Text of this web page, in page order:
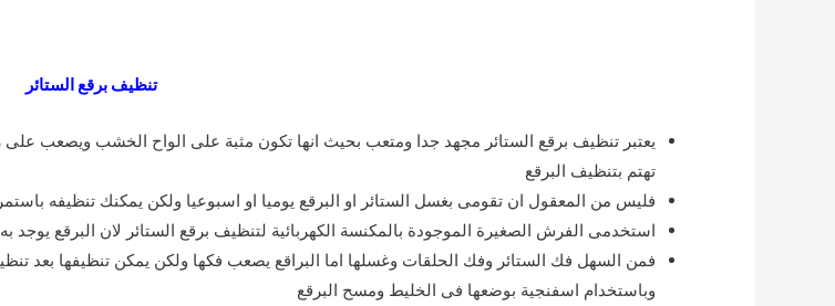
تنظيف برقع الستائر
يعتبر تنظيف برقع الستائر مجهد جدا ومتعب بحيث انها تكون مثبة على الواح الخشب ويصعب على
تهتم بتنظيف البرقع
فليس من المعقول ان تقومى بغسل الستائر او البرقع يوميا او اسبوعيا ولكن يمكنك تنظيفه
استخدمى الفرش الصغيرة الموجودة بالمكنسة الكهربائية لتنظيف برقع الستائر لان البرقع يوجد
فمن السهل فك الستائر وفك الحلقات وغسلها اما البراقع يصعب فكها ولكن يمكن تنظيفها بعد
وباستخدام اسفنجية بوضعها فى الخليط ومسح البرقع